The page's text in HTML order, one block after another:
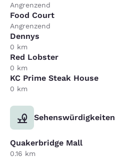
Angrenzend
Food Court
Angrenzend
Dennys
0 km
Red Lobster
0 km
KC Prime Steak House
0 km
Sehenswürdigkeiten
Quakerbridge Mall
0.16 km